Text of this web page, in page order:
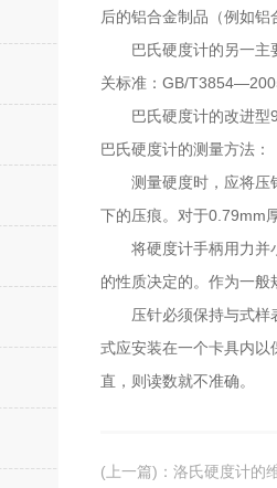
后的铝合金制品（例如
巴氏硬度计的另一主要
关标准：GB/
巴氏硬度计的改进型
巴氏硬度计的测量方法：
测量硬度时，应将压针
下的压痕。对于0.79mm
将硬度计手柄用力并小
的性质决定的。作为一
压针必须保持与式样表
式应安装在一个卡具内
直，则读数就不准确。
(上一篇) ： 洛氏硬度计的